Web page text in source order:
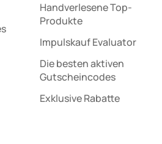
Handverlesene Top-
Produkte
Impulskauf Evaluator
Die besten aktiven
Gutscheincodes
Exklusive Rabatte